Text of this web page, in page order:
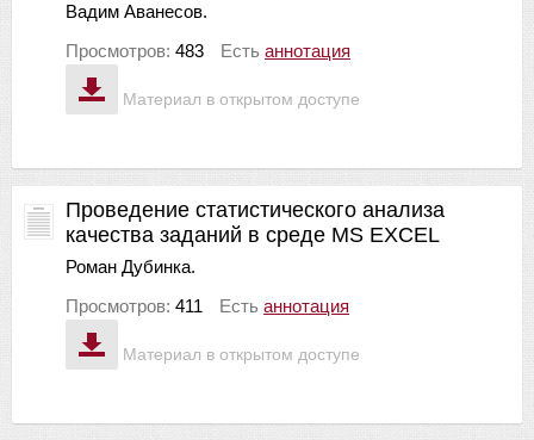
Материал в открытом доступе
Вадим Аванесов.
Просмотров: 483 Есть аннотация
Материал в открытом доступе
Проведение статистического анализа
качества заданий в среде MS EXCEL
Роман Дубинка.
Просмотров: 411 Есть аннотация